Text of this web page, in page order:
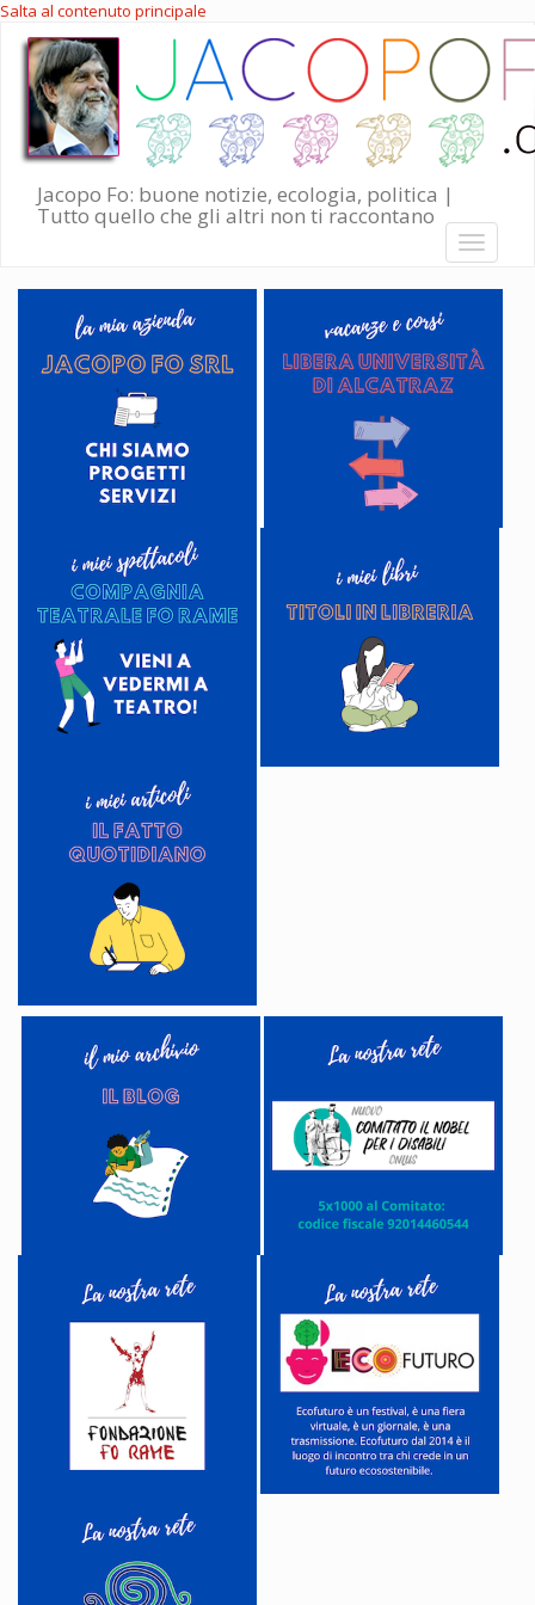
Salta al contenuto principale
Jacopo Fo: buone notizie, ecologia, politica |
Tutto quello che gli altri non ti raccontano
Toggle